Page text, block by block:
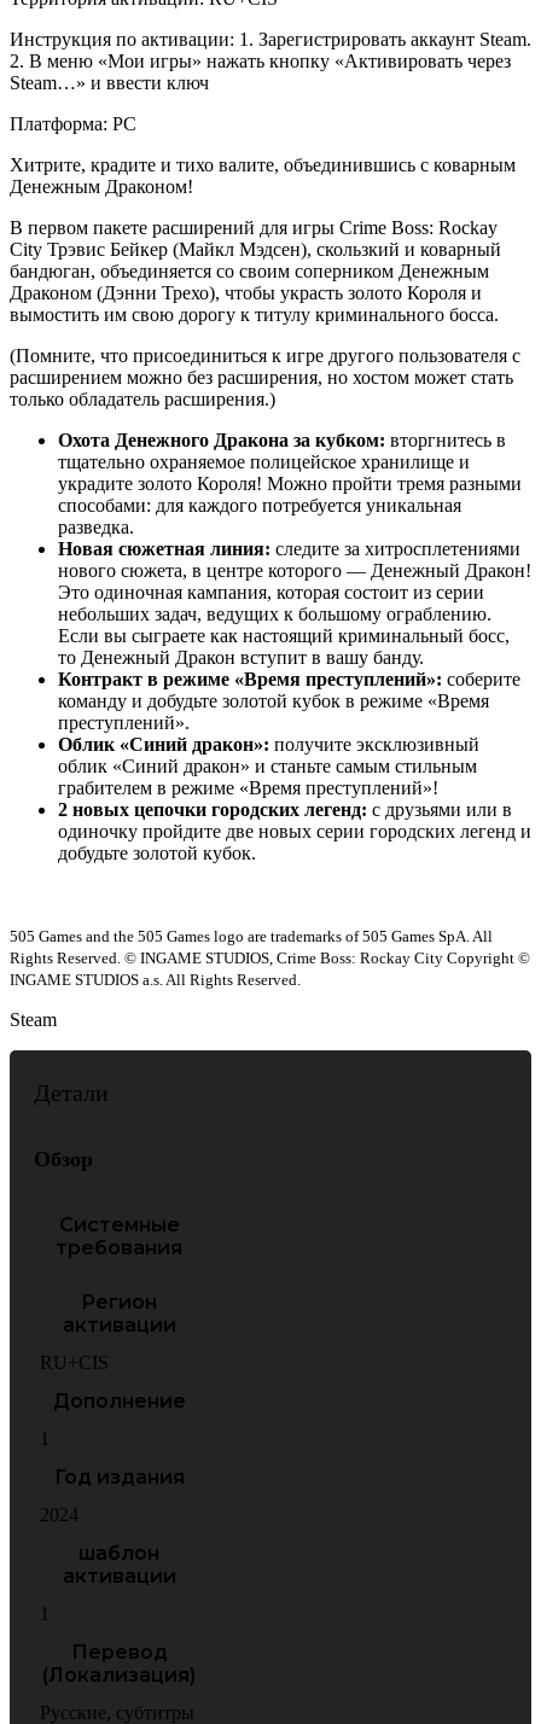
Инструкция по активации: 1. Зарегистрировать аккаунт Steam.
2. В меню «Мои игры» нажать кнопку «Активировать через
Steam…» и ввести ключ
Платформа: PC
Хитрите, крадите и тихо валите, объединившись с коварным
Денежным Драконом!
В первом пакете расширений для игры Crime Boss: Rockay
City Трэвис Бейкер (Майкл Мэдсен), скользкий и коварный
бандюган, объединяется со своим соперником Денежным
Драконом (Дэнни Трехо), чтобы украсть золото Короля и
вымостить им свою дорогу к титулу криминального босса.
(Помните, что присоединиться к игре другого пользователя с
расширением можно без расширения, но хостом может стать
только обладатель расширения.)
Охота Денежного Дракона за кубком: вторгнитесь в
тщательно охраняемое полицейское хранилище и
украдите золото Короля! Можно пройти тремя разными
способами: для каждого потребуется уникальная
разведка.
Новая сюжетная линия: следите за хитросплетениями
нового сюжета, в центре которого — Денежный Дракон!
Это одиночная кампания, которая состоит из серии
небольших задач, ведущих к большому ограблению.
Если вы сыграете как настоящий криминальный босс,
то Денежный Дракон вступит в вашу банду.
Контракт в режиме «Время преступлений»: соберите
команду и добудьте золотой кубок в режиме «Время
преступлений».
Облик «Синий дракон»: получите эксклюзивный
облик «Синий дракон» и станьте самым стильным
грабителем в режиме «Время преступлений»!
2 новых цепочки городских легенд: с друзьями или в
одиночку пройдите две новых серии городских легенд и
добудьте золотой кубок.
505 Games and the 505 Games logo are trademarks of 505 Games SpA. All
Rights Reserved. © INGAME STUDIOS, Crime Boss: Rockay City Copyright ©
INGAME STUDIOS a.s. All Rights Reserved.
Steam
Детали
Обзор
Системные
требования
Регион
активации
RU+CIS
Дополнение
1
Год издания
2024
шаблон
активации
1
Перевод
(Локализация)
Русские, субтитры